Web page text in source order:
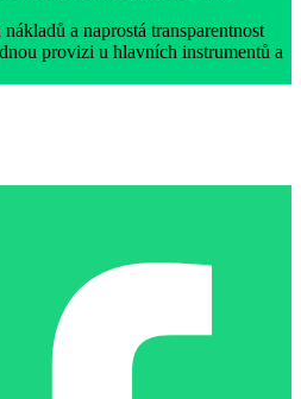
a naprostá transparentnost
provizi u hlavních instrumentů a